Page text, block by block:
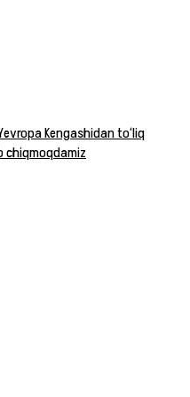
Kengashidan to‘liq
chiqmoqdamiz